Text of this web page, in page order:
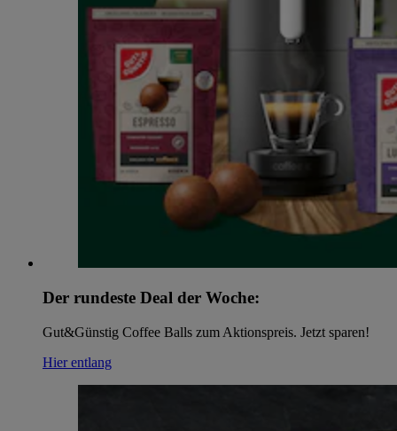
Der rundeste Deal der Woche:
Gut&Günstig Coffee Balls zum Aktionspreis. Jetzt sparen!
Hier entlang